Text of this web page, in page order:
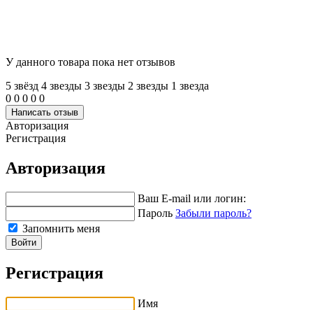
У данного товара пока нет отзывов
5 звёзд 4 звeзды 3 звeзды 2 звeзды 1 звeзда
0 0 0 0 0
Написать отзыв
Авторизация
Регистрация
Авторизация
Ваш E-mail или логин:
Пароль Забыли пароль?
Запомнить меня
Войти
Регистрация
Имя